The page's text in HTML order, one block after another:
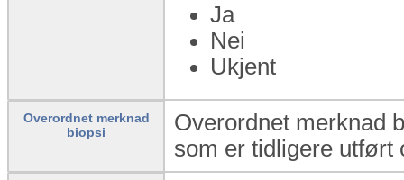
Ja
Nei
Ukjent
Overordnet merknad
biopsi
Overordnet merknad
som er tidligere utført